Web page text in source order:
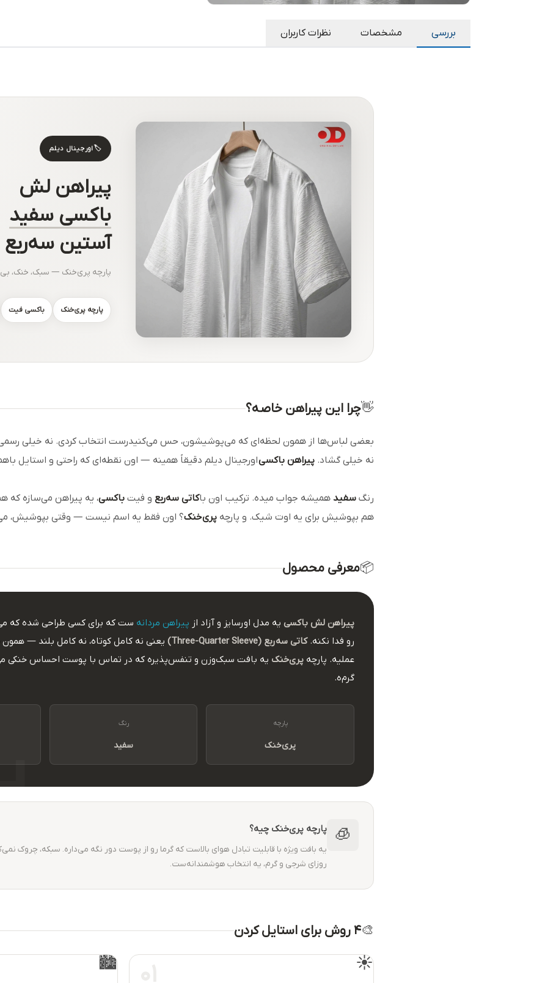
بررسی مشخصات نظرات کاربران
🏷 اورجینال دیلم
پیراهن لش
باکسی سفید
آستین سه‌ربع
پارچه پری‌خنک — سبک، خنک،
پارچه پری‌خنک باکسی فیت
👋چرا این پیراهن خاصه؟
بعضی لباس‌ها از همون لحظه‌ای که می‌پوشیشون، حس می‌کنیدرست انتخاب کردی. نه خیلی
نه خیلی گشاد. پیراهن باکسیاورجینال دیلم دقیقاً همینه — اون نقطه‌ای که راحتی و استایل
رنگ سفید همیشه جواب میده. ترکیب اون باکاتی سه‌ربع و فیت باکسی، یه پیراهن می‌سازه که
هم بپوشیش برای یه اوت شیک. و پارچه پری‌خنک؟ اون فقط یه اسم نیست — وقتی بپوشیش،
📦معرفی محصول
پیراهن لش باکسی یه مدل اور‌سایز و آزاد از پیراهن مردانه‌ ست که برای کسی طراحی شده که
رو فدا نکنه.کاتی سه‌ربع (Three-Quarter Sleeve)
یعنی نه کامل کوتاه، نه کامل بلند —
عملیه. پارچه پری‌خنک یه بافت سبک‌وزن و تنفس‌پذیره که در تماس با پوست احساس خنکی
گرم‌ه.
پارچه
پری‌خنک
رنگ
سفید
🧊 پارچه پری‌خنک چیه؟
یه بافت ویژه با قابلیت تبادل هوای بالاست که گرما رو از پوست دور نگه می‌داره. سبکه، چروک
روزای شرجی و گرم، یه انتخاب هوشمندانه‌ست.
🎨۴ روش برای استایل کردن
☀️
🏙️